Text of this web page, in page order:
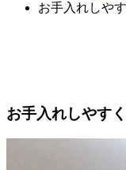
お手入れしや
お手入れしやす